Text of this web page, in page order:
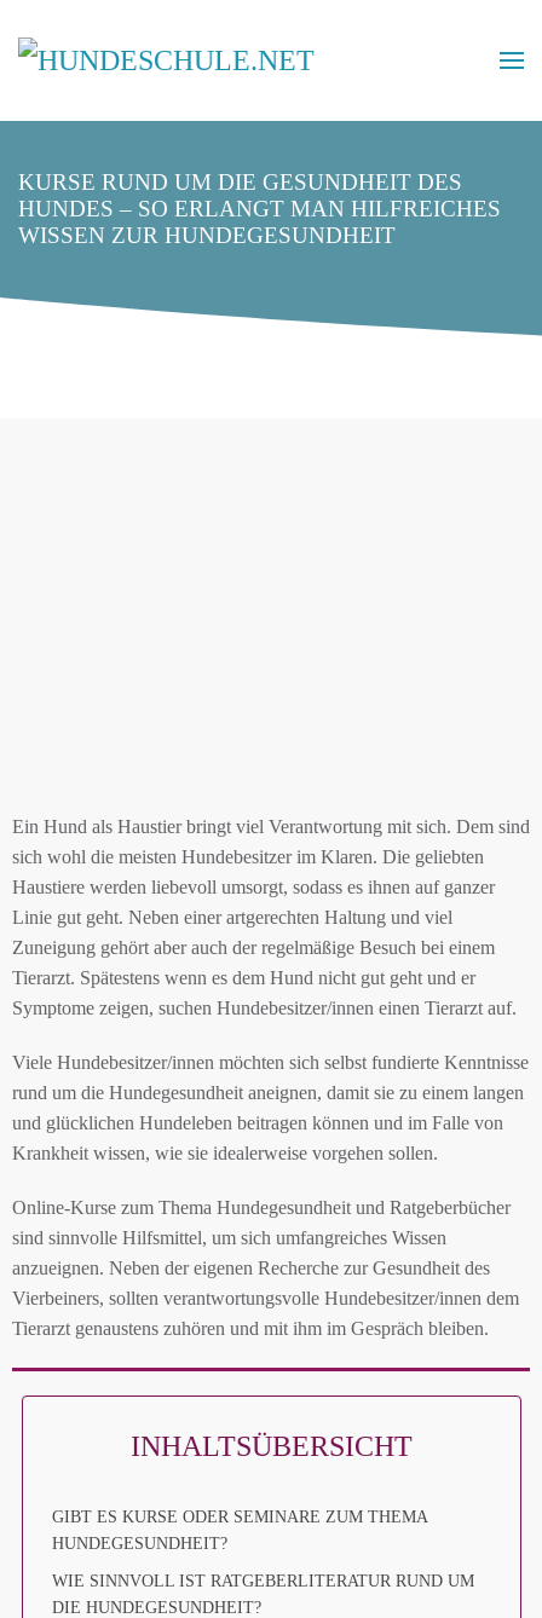
KURSE RUND UM DIE GESUNDHEIT DES
HUNDES – SO ERLANGT MAN HILFREICHES
WISSEN ZUR HUNDEGESUNDHEIT
Ein Hund als Haustier bringt viel Verantwortung mit sich. Dem sind
sich wohl die meisten Hundebesitzer im Klaren. Die geliebten
Haustiere werden liebevoll umsorgt, sodass es ihnen auf ganzer
Linie gut geht. Neben einer artgerechten Haltung und viel
Zuneigung gehört aber auch der regelmäßige Besuch bei einem
Tierarzt. Spätestens wenn es dem Hund nicht gut geht und er
Symptome zeigen, suchen Hundebesitzer/innen einen Tierarzt auf.
Viele Hundebesitzer/innen möchten sich selbst fundierte Kenntnisse
rund um die Hundegesundheit aneignen, damit sie zu einem langen
und glücklichen Hundeleben beitragen können und im Falle von
Krankheit wissen, wie sie idealerweise vorgehen sollen.
Online-Kurse zum Thema Hundegesundheit und Ratgeberbücher
sind sinnvolle Hilfsmittel, um sich umfangreiches Wissen
anzueignen. Neben der eigenen Recherche zur Gesundheit des
Vierbeiners, sollten verantwortungsvolle Hundebesitzer/innen dem
Tierarzt genaustens zuhören und mit ihm im Gespräch bleiben.
INHALTSÜBERSICHT
GIBT ES KURSE ODER SEMINARE ZUM THEMA
HUNDEGESUNDHEIT?
WIE SINNVOLL IST RATGEBERLITERATUR RUND UM
DIE HUNDEGESUNDHEIT?